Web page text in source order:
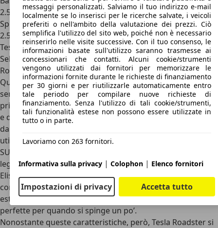
2.5, 100.800 euro
Sport
2.5 Sport, 118.800 euro
Tesla Roadster: concorrenti e conclusioni
Sebbene fosse poco più di un progetto prototipale, Tesla
Roadster è oggi un’automobile che ha segnato un’era.
Questa piccola sportiva senza compromessi, senza
servosterzo e dotata solo dei minimi comfort, è stata la
prima vettura di quella che oggi è una delle Case più amate
e desiderate del mondo. E tutto quello che è venuto dopo,
dalla Model S, la prima berlina elettrica realmente
utilizzabile nel mondo reale, la vendutissima Model 3 e le
SUV Model X e Model Y, nascono tutte da questa piccola e
leggera sportiva elettrica. La base meccanica della Lotus
Elise regala a Tesla Roadster una guidabilità eccezionale,
con un’agilità eccellente, uno sterzo duro ma
estremamente diretto e delle sospensioni rigide, dure ma
perfette per quando si spinge un po’.
Nonostante queste caratteristiche, però, Tesla Roadster si
messaggi personalizzati. Salviamo il tuo indirizzo e-mail
localmente se lo inserisci per le ricerche salvate, i veicoli
preferiti o nell'ambito della valutazione dei prezzi. Ciò
semplifica l'utilizzo del sito web, poiché non è necessario
reinserirlo nelle visite successive. Con il tuo consenso, le
informazioni basate sull'utilizzo saranno trasmesse ai
concessionari che contatti. Alcuni cookie/strumenti
vengono utilizzati dai fornitori per memorizzare le
informazioni fornite durante le richieste di finanziamento
per 30 giorni e per riutilizzarle automaticamente entro
tale periodo per compilare nuove richieste di
finanziamento. Senza l'utilizzo di tali cookie/strumenti,
tali funzionalità estese non possono essere utilizzate in
tutto o in parte.
Lavoriamo con 263 fornitori.
Informativa sulla privacy | Colophon | Elenco fornitori
Impostazioni di privacy Accetta tutto